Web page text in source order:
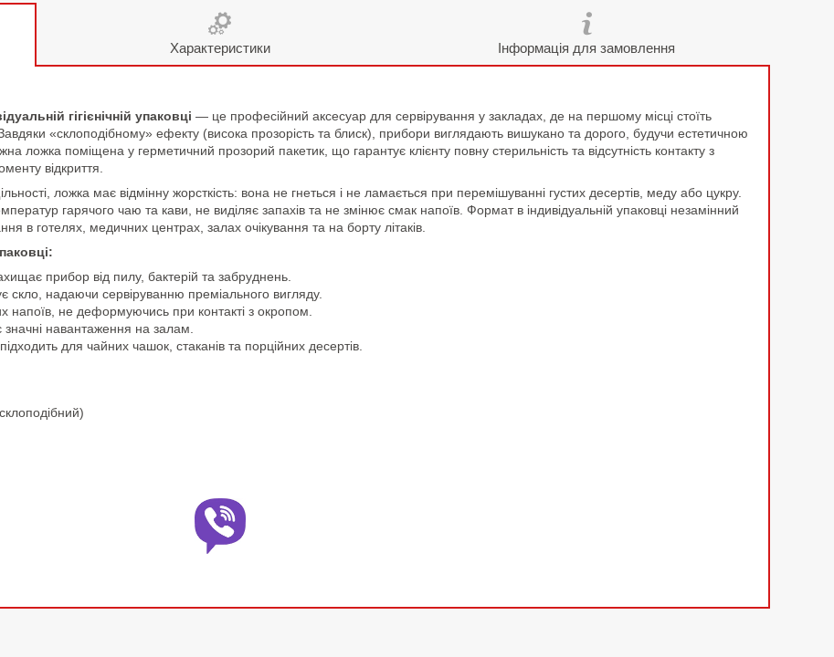
Характеристики Інформація для замовлення
гігієнічній упаковці — це професійний аксесуар для сервірування у закладах, де на першому місці стоїть
«склоподібному» ефекту (висока прозорість та блиск), прибори виглядають вишукано та дорого, будучи естетичною
ложка поміщена у герметичний прозорий пакетик, що гарантує клієнту повну стерильність та відсутність контакту з
відкриття.
ложка має відмінну жорсткість: вона не гнеться і не ламається при перемішуванні густих десертів, меду або цукру.
гарячого чаю та кави, не виділяє запахів та не змінює смак напоїв. Формат в індивідуальній упаковці незамінний
в готелях, медичних центрах, залах очікування та на борту літаків.
прибор від пилу, бактерій та забруднень.
скло, надаючи сервіруванню преміального вигляду.
напоїв, не деформуючись при контакті з окропом.
значні навантаження на залам.
для чайних чашок, стаканів та порційних десертів.